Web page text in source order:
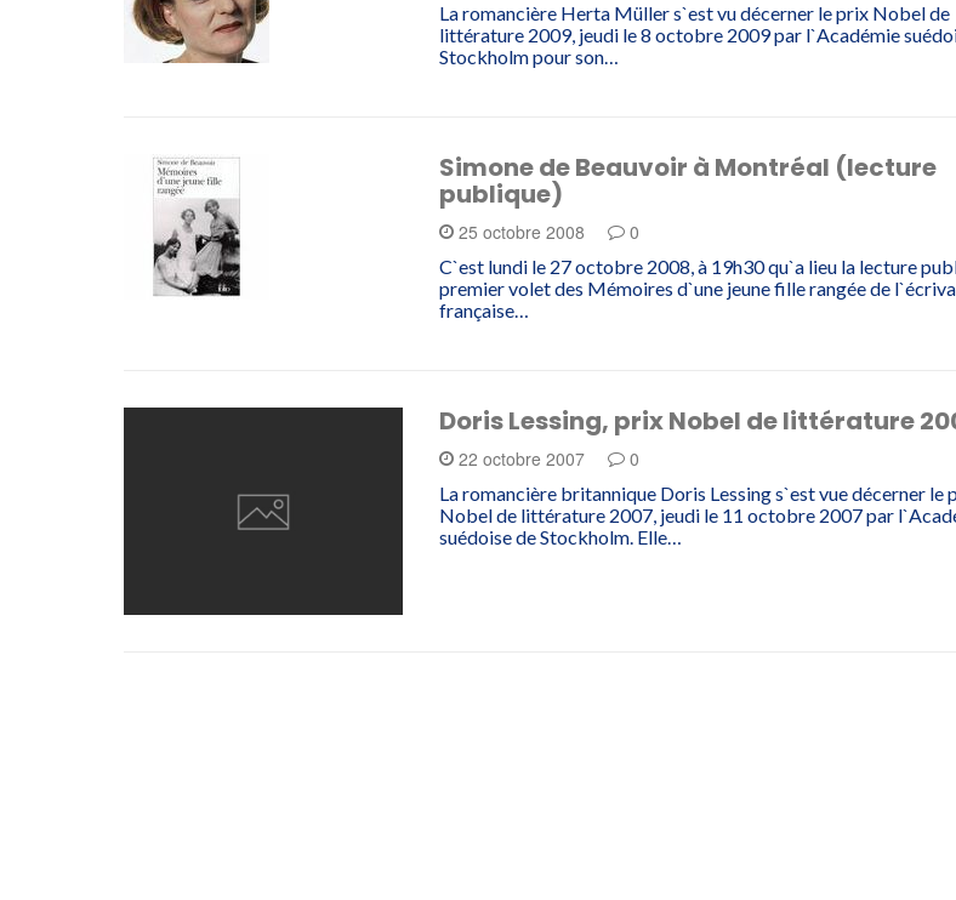
La romancière Herta Müller s`est vu décerner le prix Nobel de
littérature 2009, jeudi le 8 octobre 2009 par l`Académie
Stockholm pour son…
Simone de Beauvoir à Montréal (lecture
publique)
25 octobre 2008 0
C`est lundi le 27 octobre 2008, à 19h30 qu`a lieu la lecture
premier volet des Mémoires d`une jeune fille rangée de
française…
Doris Lessing, prix Nobel de littérature
22 octobre 2007 0
La romancière britannique Doris Lessing s`est vue décerner le
Nobel de littérature 2007, jeudi le 11 octobre 2007 par
suédoise de Stockholm. Elle…